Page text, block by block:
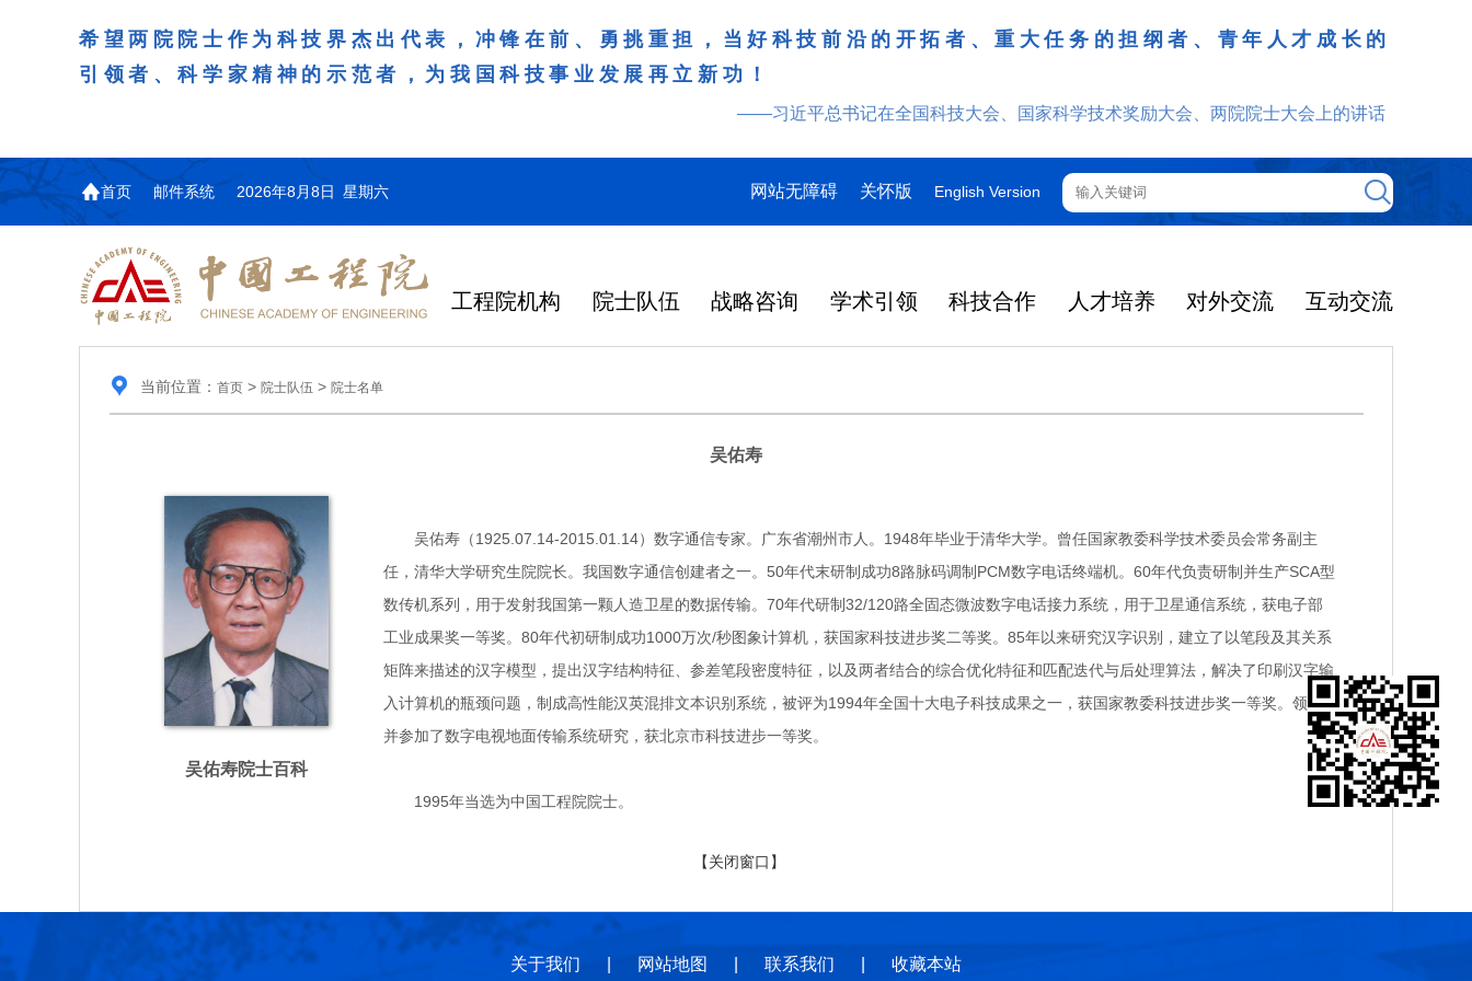
希望两院院士作为科技界杰出代表，冲锋在前、勇挑重担，当好科技前沿的开拓者、重大任务的担纲者、青年人才成长的
引领者、科学家精神的示范者，为我国科技事业发展再立新功！
——习近平总书记在全国科技大会、国家科学技术奖励大会、两院院士大会上的讲话
首页 邮件系统 2026年8月8日 星期六 网站无障碍 关怀版 English Version
工程院机构 院士队伍 战略咨询 学术引领 科技合作 人才培养 对外交流 互动交流
当前位置： 首页> 院士队伍 > 院士名单
吴佑寿
吴佑寿院士百科
吴佑寿（1925.07.14-2015.01.14）数字通信专家。广东省潮州市人。1948年毕业于清华大学。曾任国家教委科学技术委员会常务副主
任，清华大学研究生院院长。我国数字通信创建者之一。50年代末研制成功8路脉码调制PCM数字电话终端机。60年代负责研制并生产SCA型
数传机系列，用于发射我国第一颗人造卫星的数据传输。70年代研制32/120路全固态微波数字电话接力系统，用于卫星通信系统，获电子部
工业成果奖一等奖。80年代初研制成功1000万次/秒图象计算机，获国家科技进步奖二等奖。85年以来研究汉字识别，建立了以笔段及其关系
矩阵来描述的汉字模型，提出汉字结构特征、参差笔段密度特征，以及两者结合的综合优化特征和匹配迭代与后处理算法，解决了印刷汉字输
入计算机的瓶颈问题，制成高性能汉英混排文本识别系统，被评为1994年全国十大电子科技成果之一，获国家教委科技进步奖一等奖。领导
并参加了数字电视地面传输系统研究，获北京市科技进步一等奖。
1995年当选为中国工程院院士。
【关闭窗口】
关于我们 网站地图 联系我们 收藏本站